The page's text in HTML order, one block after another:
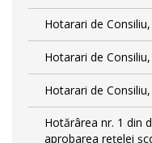
Hotarari de
Hotarari de
Hotarari de
Hotărârea nr. 1 din
aprobarea rețelei